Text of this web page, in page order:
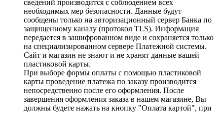
сведений производится с соблюдением всех
необходимых мер безопасности. Данные будут
сообщены только на авторизационный сервер Банка по
защищенному каналу (протокол TLS). Информация
передается в зашифрованном виде и сохраняется только
на специализированном сервере Платежной системы.
Сайт и магазин не знают и не хранят данные вашей
пластиковой карты.
При выборе формы оплаты с помощью пластиковой
карты проведение платежа по заказу производится
непосредственно после его оформления. После
завершения оформления заказа в нашем магазине, Вы
должны будете нажать на кнопку "Оплата картой", при